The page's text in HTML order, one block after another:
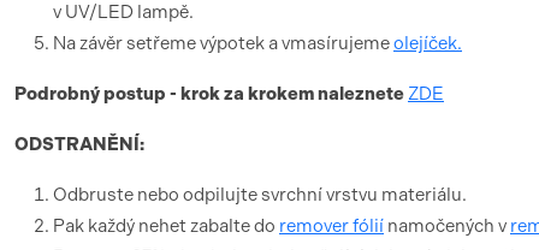
v UV/LED lampě.
Na závěr setřeme výpotek a vmasírujemeolejíček.
Podrobný postup - krok za krokem nalezneteZDE
ODSTRANĚNÍ:
Odbruste nebo odpilujte svrchní vrstvu materiálu.
Pak každý nehet zabalte do remover fólií namočených v